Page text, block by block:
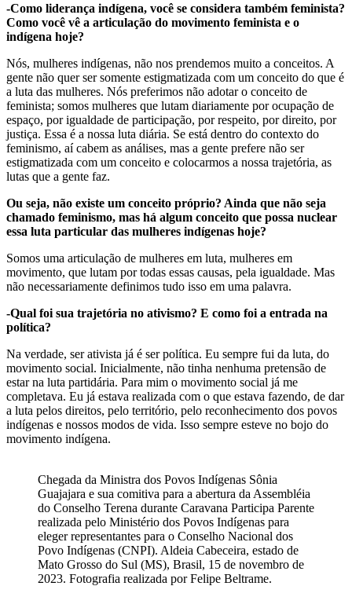
-Como liderança indígena, você se considera também feminista?
Como você vê a articulação do movimento feminista e o
indígena hoje?
Nós, mulheres indígenas, não nos prendemos muito a conceitos. A
gente não quer ser somente estigmatizada com um conceito do que é
a luta das mulheres. Nós preferimos não adotar o conceito de
feminista; somos mulheres que lutam diariamente por ocupação de
espaço, por igualdade de participação, por respeito, por direito, por
justiça. Essa é a nossa luta diária. Se está dentro do contexto do
feminismo, aí cabem as análises, mas a gente prefere não ser
estigmatizada com um conceito e colocarmos a nossa trajetória, as
lutas que a gente faz.
Ou seja, não existe um conceito próprio? Ainda que não seja
chamado feminismo, mas há algum conceito que possa nuclear
essa luta particular das mulheres indígenas hoje?
Somos uma articulação de mulheres em luta, mulheres em
movimento, que lutam por todas essas causas, pela igualdade. Mas
não necessariamente definimos tudo isso em uma palavra.
-Qual foi sua trajetória no ativismo? E como foi a entrada na
política?
Na verdade, ser ativista já é ser política. Eu sempre fui da luta, do
movimento social. Inicialmente, não tinha nenhuma pretensão de
estar na luta partidária. Para mim o movimento social já me
completava. Eu já estava realizada com o que estava fazendo, de dar
a luta pelos direitos, pelo território, pelo reconhecimento dos povos
indígenas e nossos modos de vida. Isso sempre esteve no bojo do
movimento indígena.
Chegada da Ministra dos Povos Indígenas Sônia
Guajajara e sua comitiva para a abertura da Assembléia
do Conselho Terena durante Caravana Participa Parente
realizada pelo Ministério dos Povos Indígenas para
eleger representantes para o Conselho Nacional dos
Povo Indígenas (CNPI). Aldeia Cabeceira, estado de
Mato Grosso do Sul (MS), Brasil, 15 de novembro de
2023. Fotografia realizada por Felipe Beltrame.